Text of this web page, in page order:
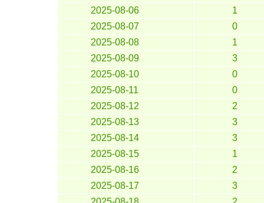
2025-08-06
1
2025-08-07
0
2025-08-08
1
2025-08-09
3
2025-08-10
0
2025-08-11
0
2025-08-12
2
2025-08-13
3
2025-08-14
3
2025-08-15
1
2025-08-16
2
2025-08-17
3